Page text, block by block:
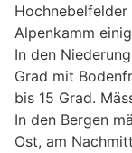
Alpenkamm
In den
Grad mit
bis 15 Grad.
In den Bergen
Ost, am